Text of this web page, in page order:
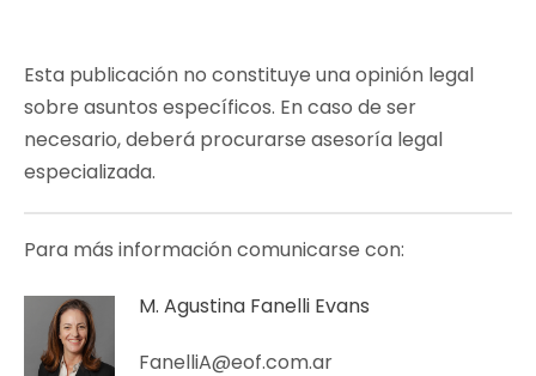
Esta publicación no constituye una opinión legal
sobre asuntos específicos. En caso de ser
necesario, deberá procurarse asesoría legal
especializada.
Para más información comunicarse con:
M. Agustina Fanelli Evans
FanelliA@eof.com.ar